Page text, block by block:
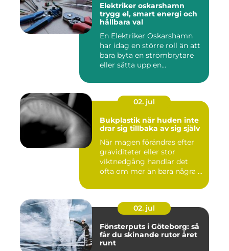
Elektriker oskarshamn
trygg el, smart energi och
hållbara val
En Elektriker Oskarshamn
har idag en större roll än att
bara byta en strömbrytare
eller sätta upp en...
02. jul
Bukplastik när huden inte
drar sig tillbaka av sig själv
När magen förändras efter
graviditeter eller stor
viktnedgång handlar det
ofta om mer än bara några ...
02. jul
Fönsterputs i Göteborg: så
får du skinande rutor året
runt